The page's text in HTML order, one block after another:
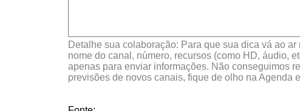
Detalhe sua colaboração: Para que sua dica vá ao
nome do canal, número, recursos (como HD, áudio,
apenas para enviar informações. Não conseguimos
previsões de novos canais, fique de olho na Agenda